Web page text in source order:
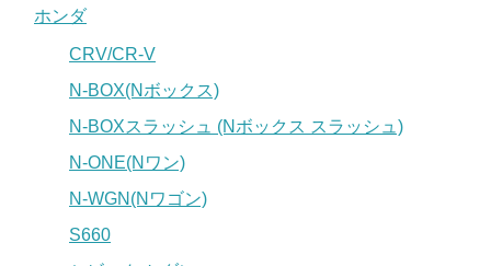
ホンダ
CRV/CR-V
N-BOX(Nボックス)
N-BOXスラッシュ (Nボックス スラッシュ)
N-ONE(Nワン)
N-WGN(Nワゴン)
S660